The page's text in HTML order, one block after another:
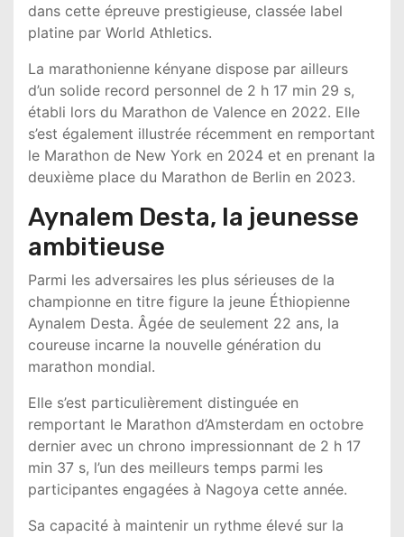
dans cette épreuve prestigieuse, classée label
platine par World Athletics.
La marathonienne kényane dispose par ailleurs
d’un solide record personnel de 2 h 17 min 29 s,
établi lors du Marathon de Valence en 2022. Elle
s’est également illustrée récemment en remportant
le Marathon de New York en 2024 et en prenant la
deuxième place du Marathon de Berlin en 2023.
Aynalem Desta, la jeunesse
ambitieuse
Parmi les adversaires les plus sérieuses de la
championne en titre figure la jeune Éthiopienne
Aynalem Desta. Âgée de seulement 22 ans, la
coureuse incarne la nouvelle génération du
marathon mondial.
Elle s’est particulièrement distinguée en
remportant le Marathon d’Amsterdam en octobre
dernier avec un chrono impressionnant de 2 h 17
min 37 s, l’un des meilleurs temps parmi les
participantes engagées à Nagoya cette année.
Sa capacité à maintenir un rythme élevé sur la